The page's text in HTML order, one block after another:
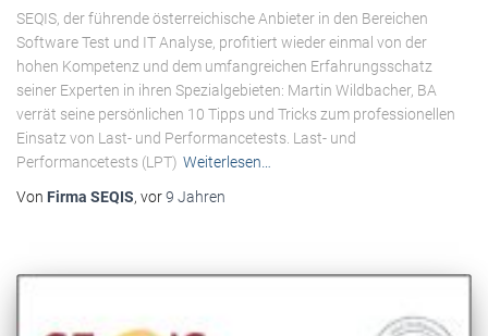
SEQIS, der führende österreichische Anbieter in den Bereichen
Software Test und IT Analyse, profitiert wieder einmal von der
hohen Kompetenz und dem umfangreichen Erfahrungsschatz
seiner Experten in ihren Spezialgebieten: Martin Wildbacher, BA
verrät seine persönlichen 10 Tipps und Tricks zum professionellen
Einsatz von Last- und Performancetests. Last- und
Performancetests (LPT) Weiterlesen…
Von Firma SEQIS, vor9 Jahren